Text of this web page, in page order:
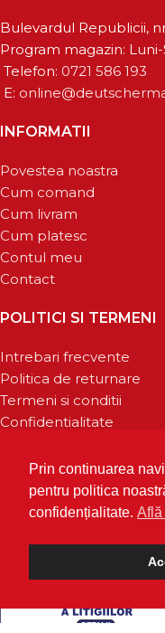
Prin continuarea
pentru politica
confidențialitate. Află
Bulevardul Republicii, nr
Program magazin:
Telefon: 0721 586 193
E:
INFORMATII
Povestea noastra
Cum comand
Cum livram
Cum platesc
Contul meu
Contact
POLITICI SI TERMENI
Intrebari frecvente
Politica de returnare
Termeni si conditii
Confidentialitate